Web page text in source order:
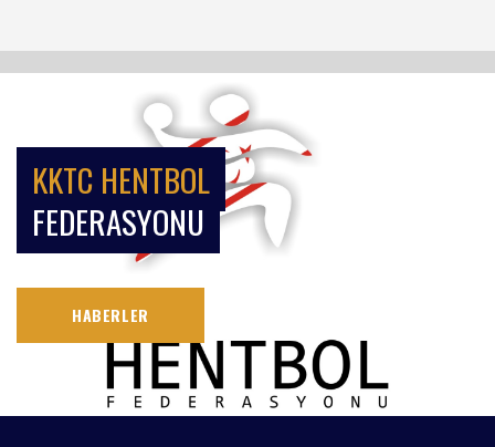
KKTC HENTBOL
FEDERASYONU
HABERLER